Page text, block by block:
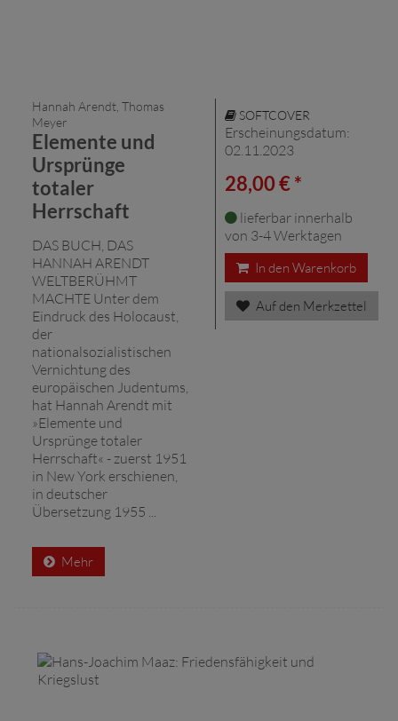
Hannah Arendt, Thomas
Meyer
Elemente und
Ursprünge
totaler
Herrschaft
DAS BUCH, DAS
HANNAH ARENDT
WELTBERÜHMT
MACHTE Unter dem
Eindruck des Holocaust,
der
nationalsozialistischen
Vernichtung des
europäischen Judentums,
hat Hannah Arendt mit
»Elemente und
Ursprünge totaler
Herrschaft« - zuerst 1951
in New York erschienen,
in deutscher
Übersetzung 1955 ...
Mehr
SOFTCOVER
Erscheinungsdatum:
02.11.2023
28,00 € *
lieferbar innerhalb
von 3-4 Werktagen
In den Warenkorb
Auf den Merkzettel